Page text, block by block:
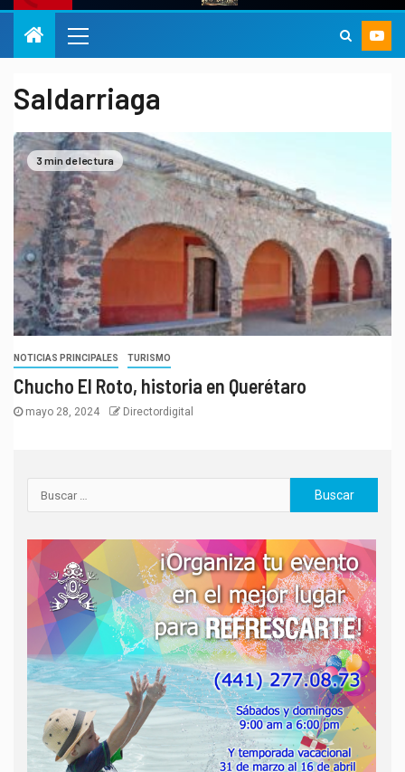
Saldarriaga
3 min de lectura
NOTICIAS PRINCIPALES TURISMO
Chucho El Roto, historia en Querétaro
mayo 28, 2024 Directordigital